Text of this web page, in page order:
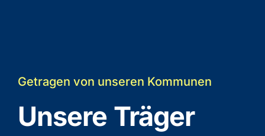
Getragen von unseren Kommunen
Unsere Träger